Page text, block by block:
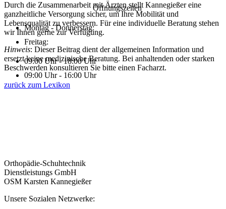
Öffnungszeiten
Montag - Donnerstag:
Freitag:
09:00 Uhr - 18:00 Uhr
09:00 Uhr - 16:00 Uhr
Durch die Zusammenarbeit mit Ärzten stellt Kannegießer eine
ganzheitliche Versorgung sicher, um Ihre Mobilität und
Lebensqualität zu verbessern. Für eine individuelle Beratung stehen
wir Ihnen gerne zur Verfügung.
Hinweis: Dieser Beitrag dient der allgemeinen Information und
ersetzt keine medizinische Beratung. Bei anhaltenden oder starken
Beschwerden konsultieren Sie bitte einen Facharzt.
zurück zum Lexikon
Orthopädie-Schuhtechnik
Dienstleistungs GmbH
OSM Karsten Kannegießer
Unsere Sozialen Netzwerke: